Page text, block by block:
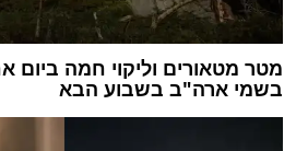
מטר מטאורים וליקוי חמה ביום
בשמי ארה"ב בשבוע הבא